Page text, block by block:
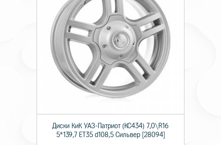
Диски КиК УАЗ-Патриот (КС434) 7,0\R16
5*139,7 ET35 d108,5 Сильвер [28094]